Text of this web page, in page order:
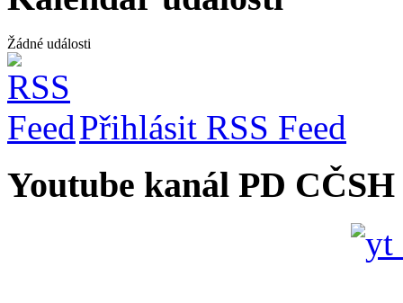
Žádné události
Přihlásit RSS Feed
Youtube kanál PD CČSH